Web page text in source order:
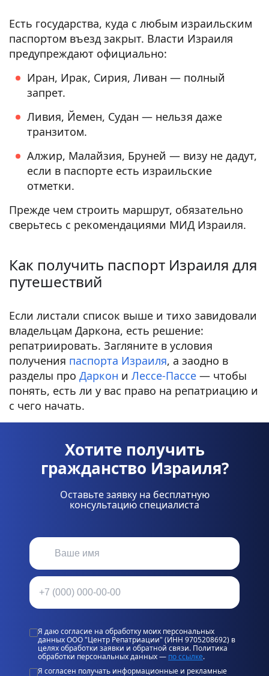
Есть государства, куда с любым израильским
паспортом въезд закрыт. Власти Израиля
предупреждают официально:
Иран, Ирак, Сирия, Ливан — полный
запрет.
Ливия, Йемен, Судан — нельзя даже
транзитом.
Алжир, Малайзия, Бруней — визу не дадут,
если в паспорте есть израильские
отметки.
Прежде чем строить маршрут, обязательно
сверьтесь с рекомендациями МИД Израиля.
Как получить паспорт Израиля для
путешествий
Если листали список выше и тихо завидовали
владельцам Даркона, есть решение:
репатриировать. Загляните в условия
получения паспорта Израиля, а заодно в
разделы про Даркон и Лессе-Пассе — чтобы
понять, есть ли у вас право на репатриацию и
с чего начать.
Хотите получить
гражданство Израиля?
Оставьте заявку на бесплатную
консультацию специалиста
Я даю согласие на обработку моих персональных
данных ООО "Центр Репатриации" (ИНН 9705208692) в
целях обработки заявки и обратной связи. Политика
обработки персональных данных — по ссылке.
Я согласен получать информационные и рекламные